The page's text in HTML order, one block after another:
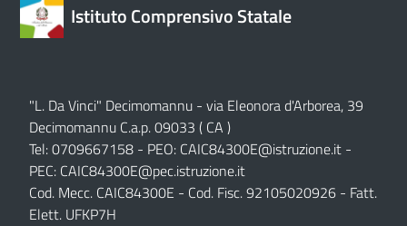
Istituto Comprensivo Statale
"L. Da Vinci" Decimomannu - via Eleonora d'Arborea, 39
Decimomannu C.a.p. 09033 ( CA )
Tel: 0709667158 - PEO: CAIC84300E@istruzione.it -
PEC: CAIC84300E@pec.istruzione.it
Cod. Mecc. CAIC84300E - Cod. Fisc. 92105020926 - Fatt.
Elett. UFKP7H